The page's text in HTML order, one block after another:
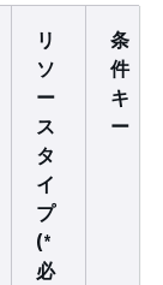
リ
ソ
ー
ス
タ
イ
プ
(*
必
条
件
キ
ー